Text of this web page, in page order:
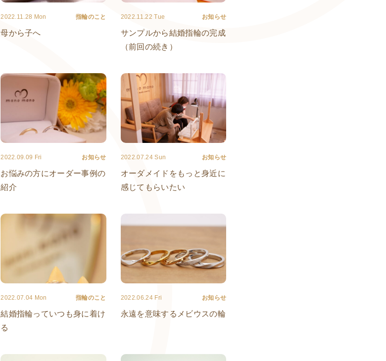
2022.11.28 Mon 指輪のこと
母から子へ
2022.11.22 Tue お知らせ
サンプルから結婚指輪の完成
（前回の続き）
2022.09.09 Fri お知らせ
お悩みの方にオーダー事例の
紹介
2022.07.24 Sun お知らせ
オーダメイドをもっと身近に
感じてもらいたい
2022.07.04 Mon 指輪のこと
結婚指輪っていつも身に着け
る
2022.06.24 Fri お知らせ
永遠を意味するメビウスの輪